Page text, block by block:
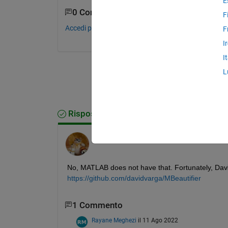
0 Commenti
Accedi per commentare.
Risposta accettata
No, MATLAB does not have that. Fortunately,
https://github.com/davidvarga/MBeautifier
1 Commento
Rayane Meghezi il 11 Ago 2022